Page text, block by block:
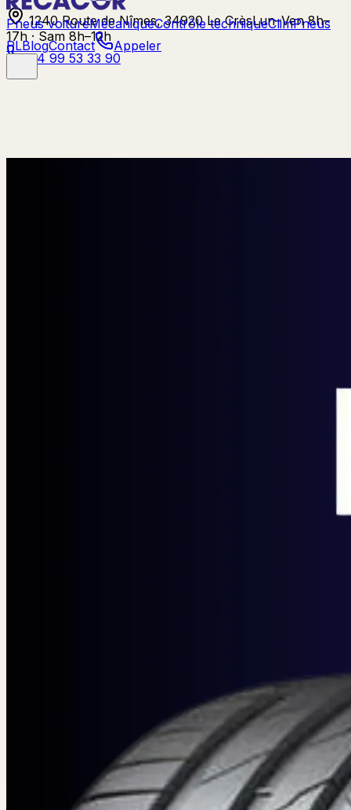
1240 Route de Nîmes, 34920 Le CrèsLun–Ven 8h–
17h · Sam 8h–12h
04 99 53 33 90
Pneus voitureMécaniqueContrôle techniqueClimPneus
PLBlogContact Appeler